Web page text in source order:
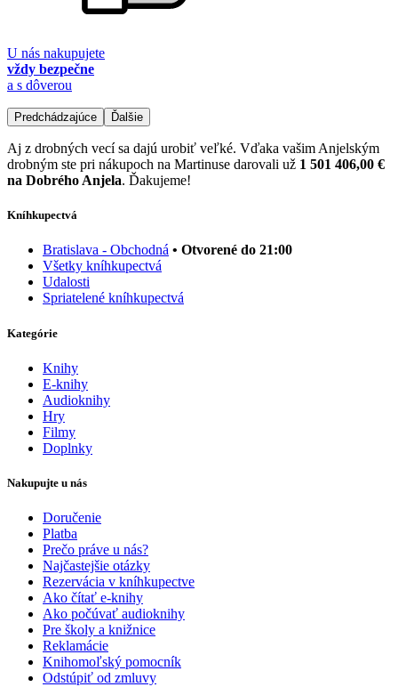
U nás nakupujete
vždy bezpečne
a s dôverou
Predchádzajúce Ďalšie
Aj z drobných vecí sa dajú urobiť veľké. Vďaka vašim Anjelským
drobným ste pri nákupoch na Martinuse darovali už 1 501 406,00 €
na Dobrého Anjela. Ďakujeme!
Kníhkupectvá
Bratislava - Obchodná • Otvorené do 21:00
Všetky kníhkupectvá
Udalosti
Spriatelené kníhkupectvá
Kategórie
Knihy
E-knihy
Audioknihy
Hry
Filmy
Doplnky
Nakupujte u nás
Doručenie
Platba
Prečo práve u nás?
Najčastejšie otázky
Rezervácia v kníhkupectve
Ako čítať e-knihy
Ako počúvať audioknihy
Pre školy a knižnice
Reklamácie
Knihomoľský pomocník
Odstúpiť od zmluvy